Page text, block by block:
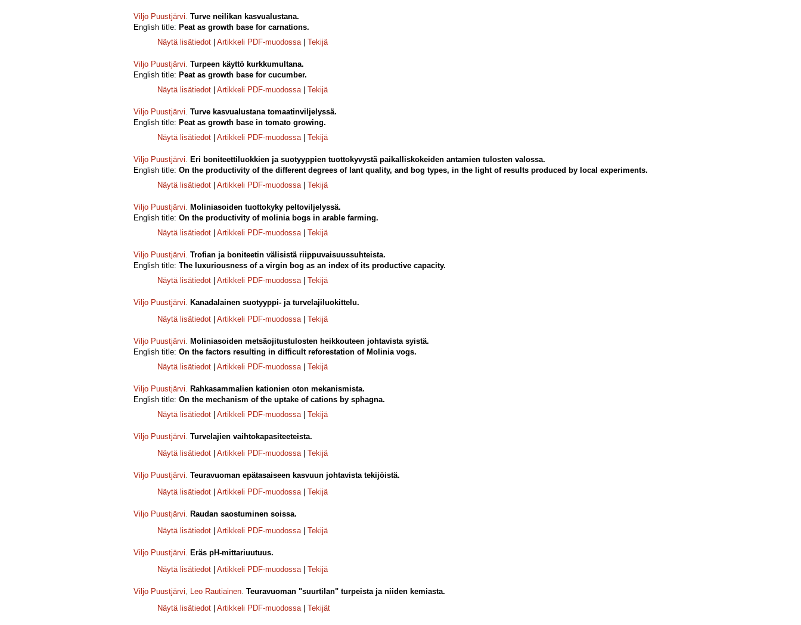
Viljo Puustjärvi. Turve neilikan kasvualustana.
English title: Peat as growth base for carnations.
Näytä lisätiedot
Artikkeli PDF-muodossa| Tekijä
Viljo Puustjärvi. Turpeen käyttö kurkkumultana.
English title: Peat as growth base for cucumber.
Näytä lisätiedot
Artikkeli PDF-muodossa| Tekijä
Viljo Puustjärvi. Turve kasvualustana tomaatinviljelyssä.
English title: Peat as growth base in tomato growing.
Näytä lisätiedot
Artikkeli PDF-muodossa| Tekijä
Viljo Puustjärvi. Eri boniteettiluokkien ja suotyyppien tuottokyvystä paikalliskokeiden antamien tulosten valossa.
English title: On the productivity of the different degrees of lant quality, and bog types, in the light of results produced by local experiments.
Näytä lisätiedot
Artikkeli PDF-muodossa| Tekijä
Viljo Puustjärvi. Moliniasoiden tuottokyky peltoviljelyssä.
English title: On the productivity of molinia bogs in arable farming.
Näytä lisätiedot
Artikkeli PDF-muodossa| Tekijä
Viljo Puustjärvi. Trofian ja boniteetin välisistä riippuvaisuussuhteista.
English title: The luxuriousness of a virgin bog as an index of its productive capacity.
Näytä lisätiedot
Artikkeli PDF-muodossa| Tekijä
Viljo Puustjärvi. Kanadalainen suotyyppi- ja turvelajiluokittelu.
Näytä lisätiedot
Artikkeli PDF-muodossa| Tekijä
Viljo Puustjärvi. Moliniasoiden metsäojitustulosten heikkouteen johtavista syistä.
English title: On the factors resulting in difficult reforestation of Molinia vogs.
Näytä lisätiedot
Artikkeli PDF-muodossa| Tekijä
Viljo Puustjärvi. Rahkasammalien kationien oton mekanismista.
English title: On the mechanism of the uptake of cations by sphagna.
Näytä lisätiedot
Artikkeli PDF-muodossa| Tekijä
Viljo Puustjärvi. Turvelajien vaihtokapasiteeteista.
Näytä lisätiedot
Artikkeli PDF-muodossa| Tekijä
Viljo Puustjärvi. Teuravuoman epätasaiseen kasvuun johtavista tekijöistä.
Näytä lisätiedot
Artikkeli PDF-muodossa| Tekijä
Viljo Puustjärvi. Raudan saostuminen soissa.
Näytä lisätiedot
Artikkeli PDF-muodossa| Tekijä
Viljo Puustjärvi. Eräs pH-mittariuutuus.
Näytä lisätiedot
Artikkeli PDF-muodossa| Tekijä
Viljo Puustjärvi, Leo Rautiainen. Teuravuoman "suurtilan" turpeista ja niiden kemiasta.
Näytä lisätiedot
Artikkeli PDF-muodossa| Tekijät